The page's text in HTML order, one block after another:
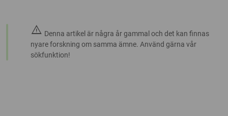
warning Denna artikel är några år gammal och det kan finnas
nyare forskning om samma ämne. Använd gärna vår
sökfunktion!